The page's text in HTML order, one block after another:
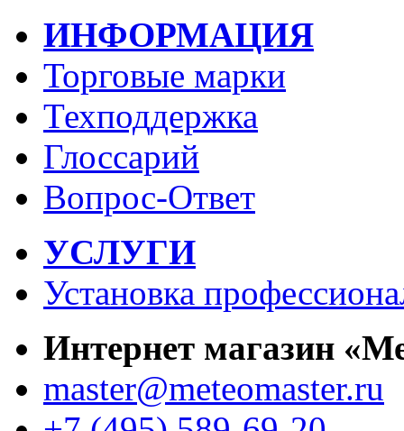
ИНФОРМАЦИЯ
Торговые марки
Техподдержка
Глоссарий
Вопрос-Ответ
УСЛУГИ
Установка
Интернет магазин
master@meteomaster.ru